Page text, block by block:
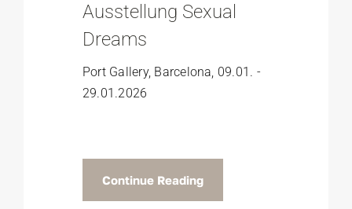
Ausstellung Sexual
Dreams
Port Gallery, Barcelona, 09.01. -
29.01.2026
Continue Reading